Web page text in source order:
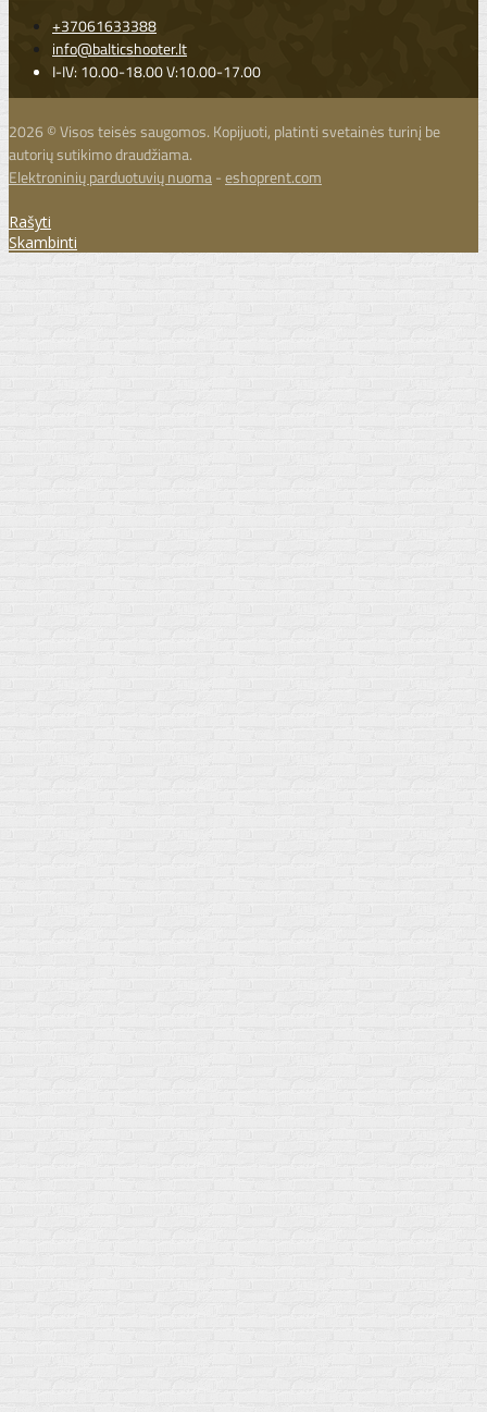
+37061633388
info@balticshooter.lt
I-IV: 10.00-18.00 V:10.00-17.00
2026 © Visos teisės saugomos. Kopijuoti, platinti svetainės turinį be
autorių sutikimo draudžiama.
Elektroninių parduotuvių nuoma-eshoprent.com
Rašyti
Skambinti